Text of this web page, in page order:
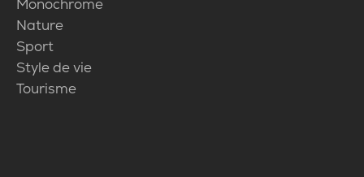
Monochrome
Nature
Sport
Style de vie
Tourisme